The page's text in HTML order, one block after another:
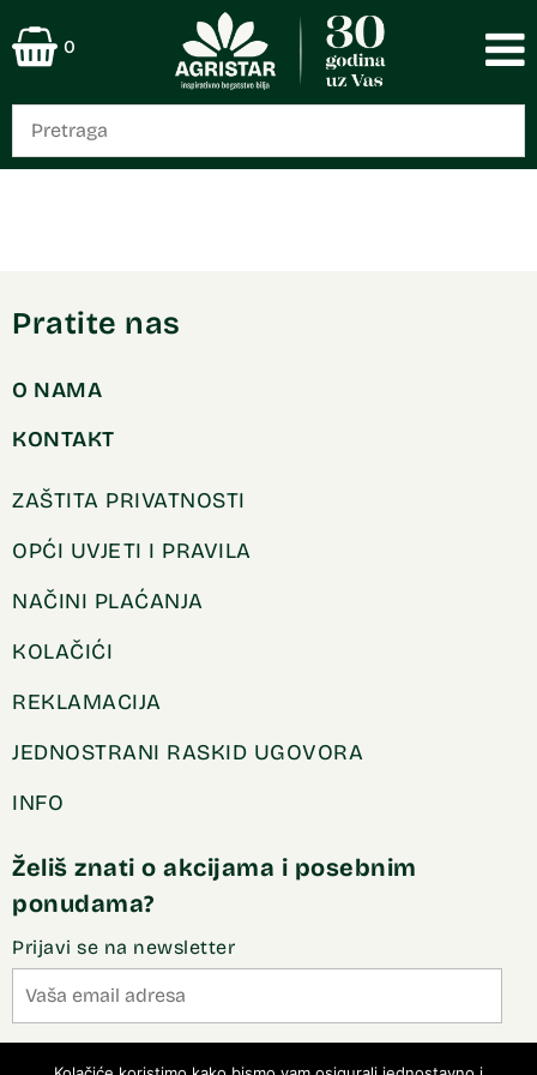
0
Pratite nas
O NAMA
KONTAKT
ZAŠTITA PRIVATNOSTI
OPĆI UVJETI I PRAVILA
NAČINI PLAĆANJA
KOLAČIĆI
REKLAMACIJA
JEDNOSTRANI RASKID UGOVORA
INFO
Želiš znati o akcijama i posebnim
ponudama?
Prijavi se na newsletter